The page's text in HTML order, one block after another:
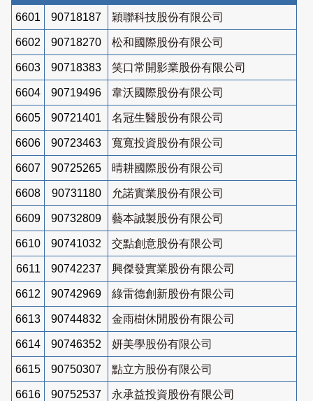
6601 90718187 穎聯科技股份有限公司
6602 90718270 松和國際股份有限公司
6603 90718383 笑口常開影業股份有限公司
6604 90719496 韋沃國際股份有限公司
6605 90721401 名冠生醫股份有限公司
6606 90723463 寬寬投資股份有限公司
6607 90725265 晴耕國際股份有限公司
6608 90731180 允諾實業股份有限公司
6609 90732809 藝本誠製股份有限公司
6610 90741032 交點創意股份有限公司
6611 90742237 興傑發實業股份有限公司
6612 90742969 綠雷德創新股份有限公司
6613 90744832 金雨樹休閒股份有限公司
6614 90746352 妍美學股份有限公司
6615 90750307 點立方股份有限公司
6616 90752537 永承益投資股份有限公司